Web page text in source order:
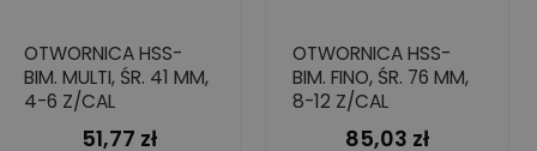
OTWORNICA HSS-
BIM. MULTI, ŚR. 41 MM,
4-6 Z/CAL
Cena
51,77 zł
OTWORNICA HSS-
BIM. FINO, ŚR. 76 MM,
8-12 Z/CAL
Cena
85,03 zł